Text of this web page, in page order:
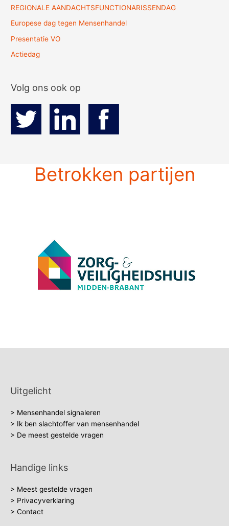
REGIONALE AANDACHTSFUNCTIONARISSENDAG
Europese dag tegen Mensenhandel
Presentatie VO
Actiedag
Volg ons ook op
Betrokken partijen
Uitgelicht
> Mensenhandel signaleren
> Ik ben slachtoffer van mensenhandel
> De meest gestelde vragen
Handige links
> Meest gestelde vragen
> Privacyverklaring
> Contact